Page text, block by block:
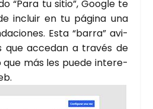
“Para tu sitio”, Goo­gle te
incluir en tu pági­na una
Esta “barra” avi­
que acce­dan a tra­vés de
que más les pue­de inte­re­